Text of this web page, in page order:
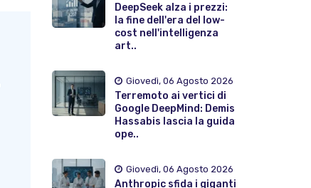
DeepSeek alza i prezzi:
la fine dell'era del low-
cost nell'intelligenza
art..
Giovedì, 06 Agosto 2026
Terremoto ai vertici di
Google DeepMind: Demis
Hassabis lascia la guida
ope..
Giovedì, 06 Agosto 2026
Anthropic sfida i giganti